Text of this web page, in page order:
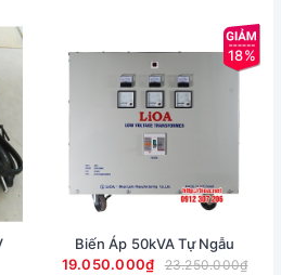
18%
Biến Áp 50kVA Tự Ngẫu
19.050.000₫
23.250.000₫